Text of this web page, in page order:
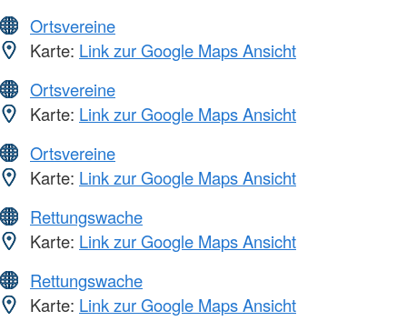
Ortsvereine
Karte: Link zur Google Maps Ansicht
Ortsvereine
Karte: Link zur Google Maps Ansicht
Ortsvereine
Karte: Link zur Google Maps Ansicht
Rettungswache
Karte: Link zur Google Maps Ansicht
Rettungswache
Karte: Link zur Google Maps Ansicht